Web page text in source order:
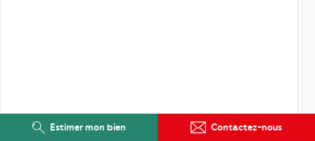
Contactez-nous
Estimer mon bien